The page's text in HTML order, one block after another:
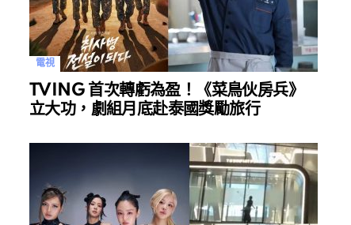
電視
TVING 首次轉虧為盈！《菜鳥伙房兵》
立大功，劇組月底赴泰國獎勵旅行